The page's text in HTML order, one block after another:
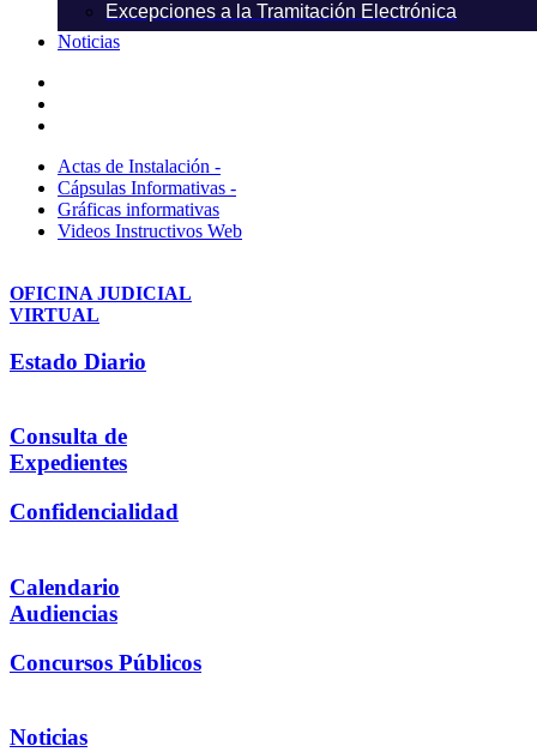
Excepciones a la Tramitación Electrónica
Noticias
Actas de Instalación -
Cápsulas Informativas -
Gráficas informativas
Videos Instructivos Web
OFICINA JUDICIAL
VIRTUAL
Estado Diario
Consulta de
Expedientes
Confidencialidad
Calendario
Audiencias
Concursos Públicos
Noticias